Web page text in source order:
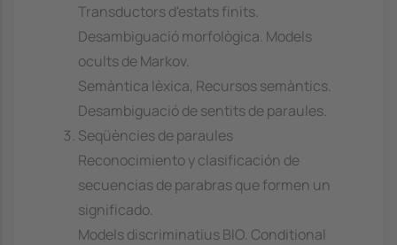
Transductors d'estats finits.
Desambiguació morfològica. Models
ocults de Markov.
Semàntica lèxica, Recursos semàntics.
Desambiguació de sentits de paraules.
Seqüències de paraules
Reconocimiento y clasificación de
secuencias de parabras que formen un
significado.
Models discriminatius BIO. Conditional